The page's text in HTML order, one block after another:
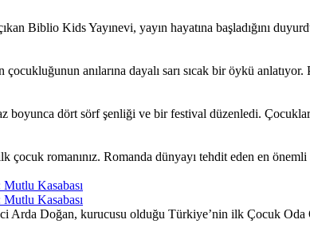
Biblio Kids Yayınevi, yayın hayatına başladığını
anılarına dayalı sarı sıcak bir öykü
dört sörf şenliği ve bir festival düzenledi.
ilk çocuk romanınız. Romanda dünyayı tehdit eden en
Kasabası
Kasabası
Arda Doğan, kurucusu olduğu Türkiye’nin ilk Çocuk